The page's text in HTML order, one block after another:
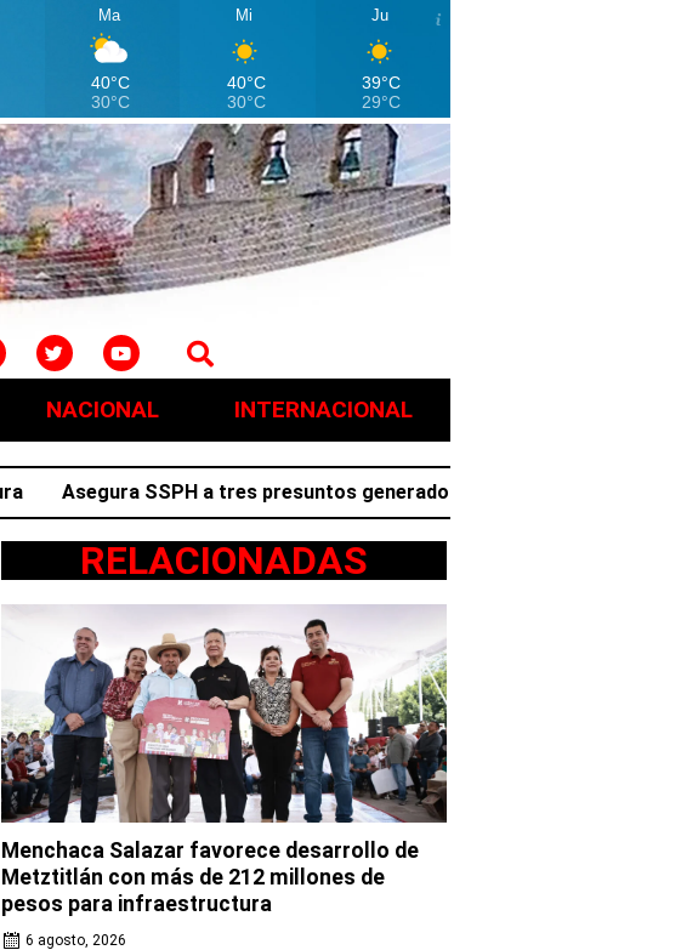
Ma
40°C
30°C
Mi
40°C
30°C
Ju
39°C
29°C
NACIONAL INTERNACIONAL
Asegura SSPH a tres presuntos generadores de violencia en Villa de
RELACIONADAS
Menchaca Salazar favorece desarrollo de
Metztitlán con más de 212 millones de
pesos para infraestructura
6 agosto, 2026